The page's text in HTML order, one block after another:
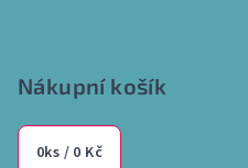
Nákupní košík
0ks / 0 Kč